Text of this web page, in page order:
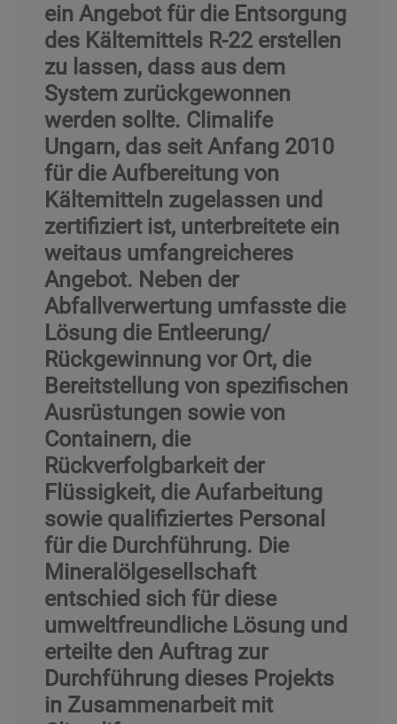
ein Angebot für die Entsorgung
des Kältemittels R-22 erstellen
zu lassen, dass aus dem
System zurückgewonnen
werden sollte. Climalife
Ungarn, das seit Anfang 2010
für die Aufbereitung von
Kältemitteln zugelassen und
zertifiziert ist, unterbreitete ein
weitaus umfangreicheres
Angebot. Neben der
Abfallverwertung umfasste die
Lösung die Entleerung/
Rückgewinnung vor Ort, die
Bereitstellung von spezifischen
Ausrüstungen sowie von
Containern, die
Rückverfolgbarkeit der
Flüssigkeit, die Aufarbeitung
sowie qualifiziertes Personal
für die Durchführung. Die
Mineralölgesellschaft
entschied sich für diese
umweltfreundliche Lösung und
erteilte den Auftrag zur
Durchführung dieses Projekts
in Zusammenarbeit mit